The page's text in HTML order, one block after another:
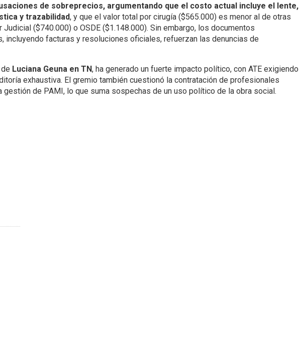
de sobreprecios, argumentando que el costo actual incluye el lente,
y trazabilidad, y que el valor total por cirugía ($565.000) es menor al de otras
($740.000) o OSDE ($1.148.000). Sin embargo, los documentos
facturas y resoluciones oficiales, refuerzan las denuncias de
Luciana Geuna en TN, ha generado un fuerte impacto político, con ATE exigiendo
exhaustiva. El gremio también cuestionó la contratación de profesionales
gestión de PAMI, lo que suma sospechas de un uso político de la obra social.